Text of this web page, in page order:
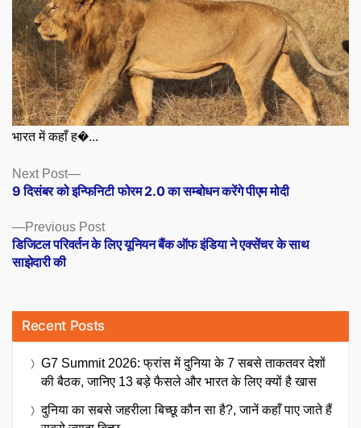
भारत में कहाँ ह�...
Posts
navigation
Previous PostPrevious
post:
डिजिटल परिवर्तन के लिए यूनियन बैंक ऑफ इंडिया ने एक्सेंचर के साथ
साझेदारी की
Next Post
Next
post:
9 दिसंबर को इन्फिनिटी फोरम 2.0 का सम्बोधन करेंगे पीएम मोदी
Recent Posts
G7 Summit 2026: फ्रांस में दुनिया के 7 सबसे ताकतवर देशों
की बैठक, जानिए 13 बड़े फैसले और भारत के लिए क्यों है खास
दुनिया का सबसे जहरीला बिच्छू कौन सा है?, जानें कहाँ पाए जाते हैं